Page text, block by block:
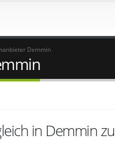
Demmin
in Demmin